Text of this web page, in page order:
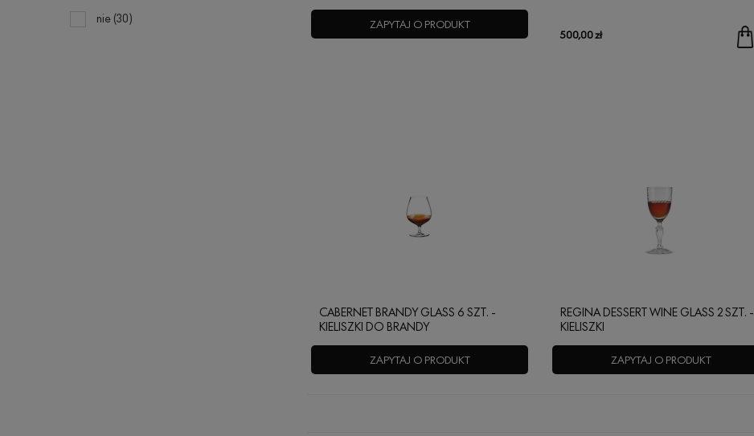
nie (30) ZAPYTAJ O PRODUKT
500,00 zł
CABERNET BRANDY GLASS 6 SZT. -
KIELISZKI DO BRANDY
ZAPYTAJ O PRODUKT
REGINA DESSERT WINE GLASS 2 SZT. -
KIELISZKI
ZAPYTAJ O PRODUKT